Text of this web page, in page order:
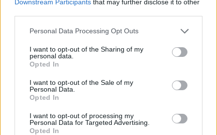
Downstream Participants that may further disclose it to other
Personal Data Processing Opt Outs
I want to opt-out of the Sharing of my
personal data.
Opted In
I want to opt-out of the Sale of my
Personal Data.
Opted In
I want to opt-out of processing my
Personal Data for Targeted Advertising.
Opted In
Desporto
Urbano do Rio Diz, o evento solidário “Ride
ARTIGOS MAIS POPULARES
Joanes, recebe no Sábado etapa do
Campeonato Nacional de Supercross